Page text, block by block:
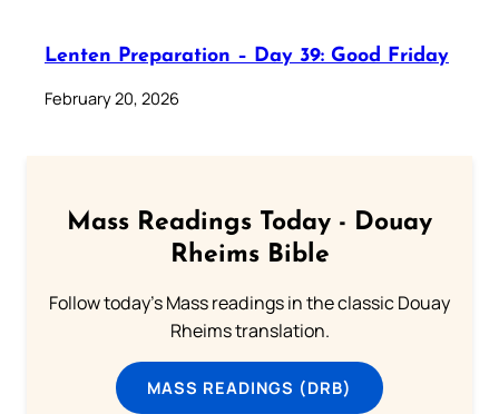
Lenten Preparation – Day 39: Good Friday
February 20, 2026
Mass Readings Today - Douay
Rheims Bible
Follow today's Mass readings in the classic Douay
Rheims translation.
MASS READINGS (DRB)